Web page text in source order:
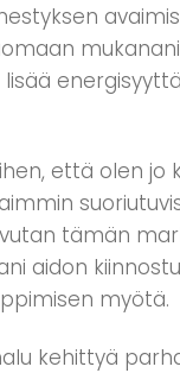
että olen jo
tämän
aidon
myötä.
kehittyä